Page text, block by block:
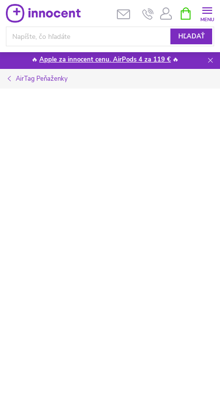
Prejsť
na
obsah
HĽADAŤ
KOŠÍK
🔥 Apple za innocent cenu. AirPods 4 za 119 € 🔥
AirTag Peňaženky